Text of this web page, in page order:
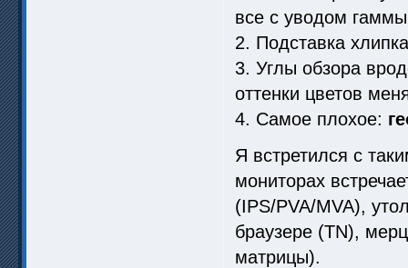
все с уводом
2. Подставка
3. Углы обзора
оттенки цветов
4. Самое плохое:
Я встретился с
мониторах
(IPS/PVA/MVA),
браузере (TN),
матрицы).